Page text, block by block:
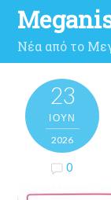
Νέα από το
23
ΙΟΎΝ
2026
0